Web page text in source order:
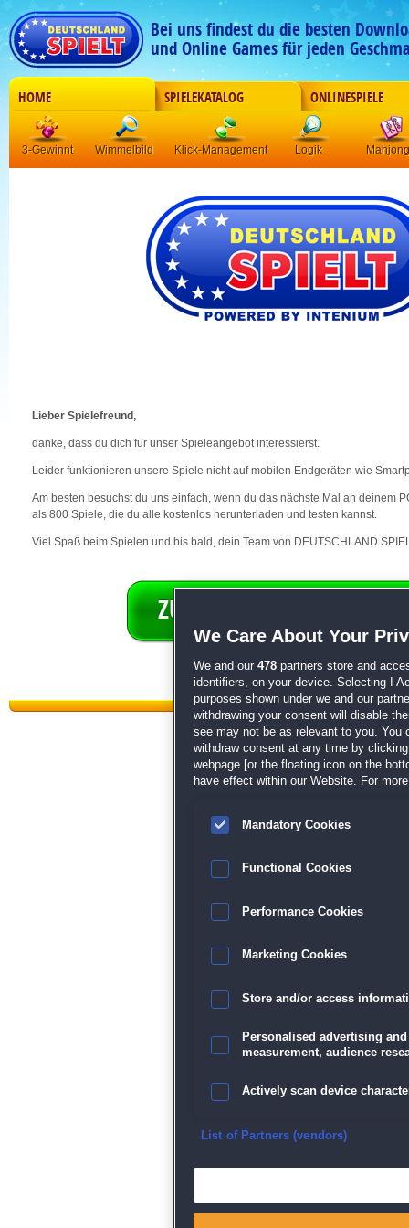
Bei uns findest du die besten
und Online Games für jeden
HOME SPIELEKATALOG ONLINESPIELE
3-Gewinnt Wimmelbild Klick-Management Logik Mahjong
Lieber Spielefreund,
danke, dass du dich für unser Spieleangebot interessierst.
Leider funktionieren unsere Spiele nicht auf mobilen Endgeräten wie
Am besten besuchst du uns einfach, wenn du das nächste Mal an deinem
als 800 Spiele, die du alle kostenlos herunterladen und testen kannst.
Viel Spaß beim Spielen und bis bald, dein Team von DEUTSCHLAND
Datenschutz| AGB|Impressum
We Care About Your
We and our 478 partners store and
identifiers, on your device. Selecting I
purposes shown under we and our
withdrawing your consent will disable
see may not be as relevant to you. You
withdraw consent at any time by
webpage [or the floating icon on the
have effect within our Website. For
Mandatory Cookies
Functional Cookies
Performance Cookies
Marketing Cookies
Store and/or access
Personalised advertising
measurement, audience
Actively scan device
Ensure security, prevent
List of Partners (vendors)